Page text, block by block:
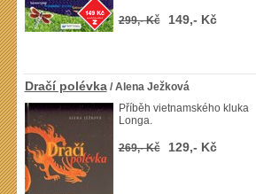
299,- Kč 149,- Kč
Dračí polévka/ Alena Ježková
Příběh vietnamského kluka
Longa.
269,- Kč 129,- Kč